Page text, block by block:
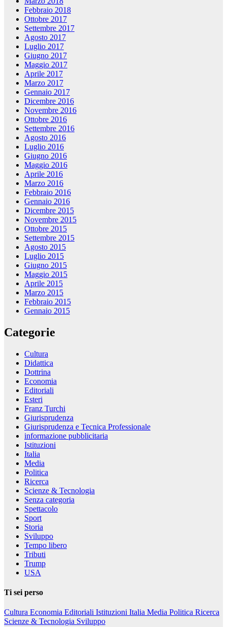
Febbraio 2018
Ottobre 2017
Settembre 2017
Agosto 2017
Luglio 2017
Giugno 2017
Maggio 2017
Aprile 2017
Marzo 2017
Gennaio 2017
Dicembre 2016
Novembre 2016
Ottobre 2016
Settembre 2016
Agosto 2016
Luglio 2016
Giugno 2016
Maggio 2016
Aprile 2016
Marzo 2016
Febbraio 2016
Gennaio 2016
Dicembre 2015
Novembre 2015
Ottobre 2015
Settembre 2015
Agosto 2015
Luglio 2015
Giugno 2015
Maggio 2015
Aprile 2015
Marzo 2015
Febbraio 2015
Gennaio 2015
Categorie
Cultura
Didattica
Dottrina
Economia
Editoriali
Esteri
Franz Turchi
Giurisprudenza
Giurisprudenza e Tecnica Professionale
informazione pubblicitaria
Istituzioni
Italia
Media
Politica
Ricerca
Scienze & Tecnologia
Senza categoria
Spettacolo
Sport
Storia
Sviluppo
Tempo libero
Tributi
Trump
USA
Ti sei perso
Cultura Economia Editoriali Istituzioni Italia Media Politica Ricerca
Scienze & Tecnologia Sviluppo